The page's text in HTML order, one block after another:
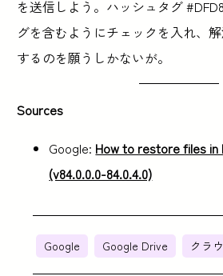
を送信しよう。ハッシュタグ
グを含むようにチェックを入れ、
するのを願うしかないが。
Sources
Google: How to restore files
(v84.0.0.0-84.0.4.0)
Google Google Drive クラ